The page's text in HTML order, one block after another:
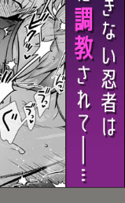
お気に入り